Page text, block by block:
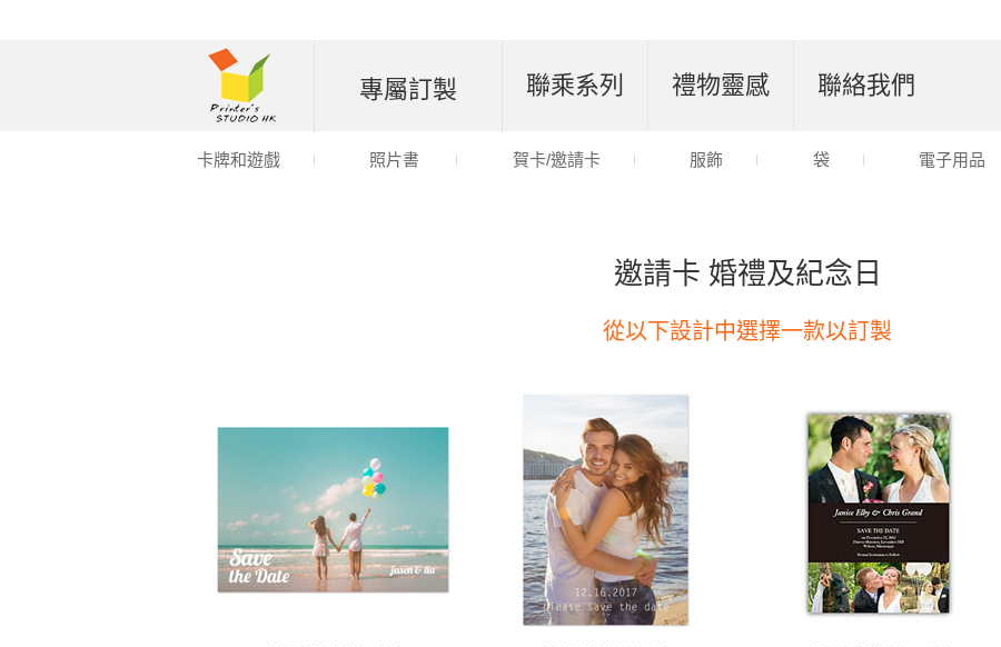
邀請卡 婚禮及紀念日
從以下設計中選擇一款以訂製
專屬訂製 聯乘系列 禮物靈感 聯絡我們
卡牌和遊戲 照片書 賀卡/邀請卡 服飾 袋 電子用品